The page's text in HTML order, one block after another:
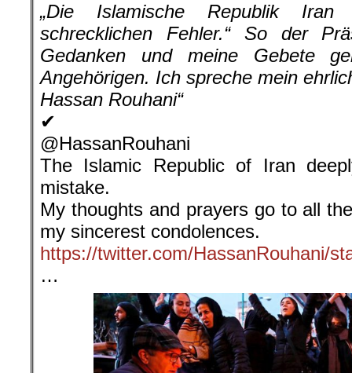
„Die Islamische Republik
schrecklichen Fehler.“ So der
Gedanken und meine Gebete
Angehörigen. Ich spreche mein
Hassan Rouhani“
✔
@HassanRouhani
The Islamic Republic of Iran
mistake.
My thoughts and prayers go to all
my sincerest condolences.
https://twitter.com/HassanRouhani/
…